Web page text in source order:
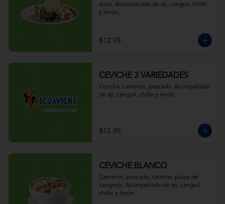
arroz. Acompañado de ají, canguil, chifle
y limón.
$12.95
CEVICHE 3 VARIEDADES
Concha, camarón, pescado. Acompañado
de ají, canguil, chifle y limón.
$12.95
CEVICHE BLANCO
Camarón, pescado, calamar, pulpa de
cangrejo. Acompañado de ají, canguil,
chifle y limón.